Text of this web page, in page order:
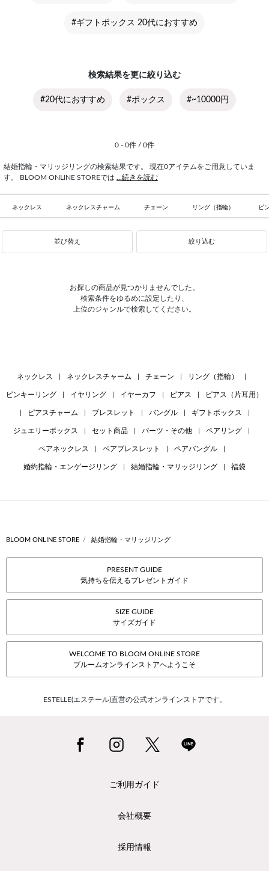
#ギフトボックス 20代におすすめ
検索結果を更に絞り込む
#20代におすすめ #ボックス #~10000円
0 - 0件 / 0件
結婚指輪・マリッジリングの検索結果です。 現在0アイテムをご用意していま
す。 BLOOM ONLINE STOREでは ...続きを読む
ネックレス ネックレスチャーム チェーン リング（指輪） ピ
並び替え 絞り込む
お探しの商品が見つかりませんでした。
検索条件をゆるめに設定したり、
上位のジャンルで検索してください。
ネックレス ネックレスチャーム チェーン リング（指輪）
ピンキーリング イヤリング イヤーカフ ピアス ピアス（片耳用）
ピアスチャーム ブレスレット バングル ギフトボックス
ジュエリーボックス セット商品 パーツ・その他 ペアリング
ペアネックレス ペアブレスレット ペアバングル
婚約指輪・エンゲージリング 結婚指輪・マリッジリング 福袋
BLOOM ONLINE STORE 結婚指輪・マリッジリング
PRESENT GUIDE
気持ちを伝えるプレゼントガイド
SIZE GUIDE
サイズガイド
WELCOME TO BLOOM ONLINE STORE
ブルームオンラインストアへようこそ
ESTELLE(エステール)直営の公式オンラインストアです。
ご利用ガイド
会社概要
採用情報